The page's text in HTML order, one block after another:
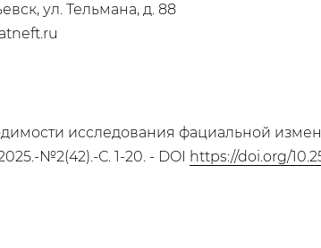
ул. Тельмана, д. 88
исследования фациальной
№2(42).-С. 1-20. - DOI https://doi.org/